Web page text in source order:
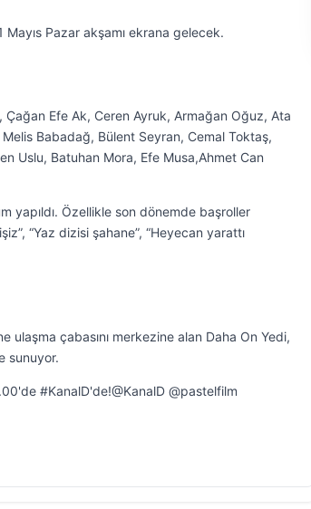
Pazar akşamı ekrana gelecek.
Efe Ak, Ceren Ayruk, Armağan Oğuz, Ata
Babadağ, Bülent Seyran, Cemal Toktaş,
Uslu, Batuhan Mora, Efe Musa,Ahmet Can
yapıldı. Özellikle son dönemde başroller
“Yaz dizisi şahane”, “Heyecan yarattı
ulaşma çabasını merkezine alan Daha On Yedi,
sunuyor.
#KanalD'de!@KanalD @pastelfilm